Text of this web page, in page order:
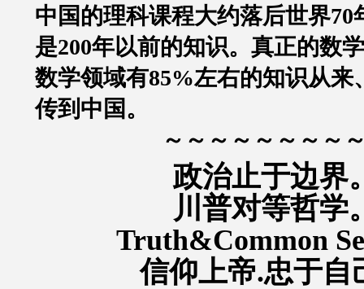
中国的理科课程大约落后世界70
是200年以前的知识。 真正的数
数学领域有85%左右的知识从来
传到中国。
～～～～～～～～
政治止于边界
川普对等哲学
Truth&Common
信仰上帝.忠于自